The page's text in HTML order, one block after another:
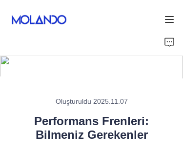
Oluşturuldu 2025.11.07
Performans Frenleri:
Bilmeniz Gerekenler
Teşekkür ederim
Blog&News